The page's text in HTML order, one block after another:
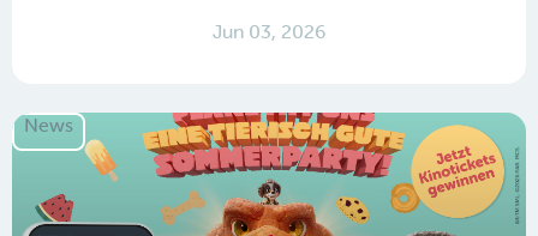
Jun 03, 2026
News